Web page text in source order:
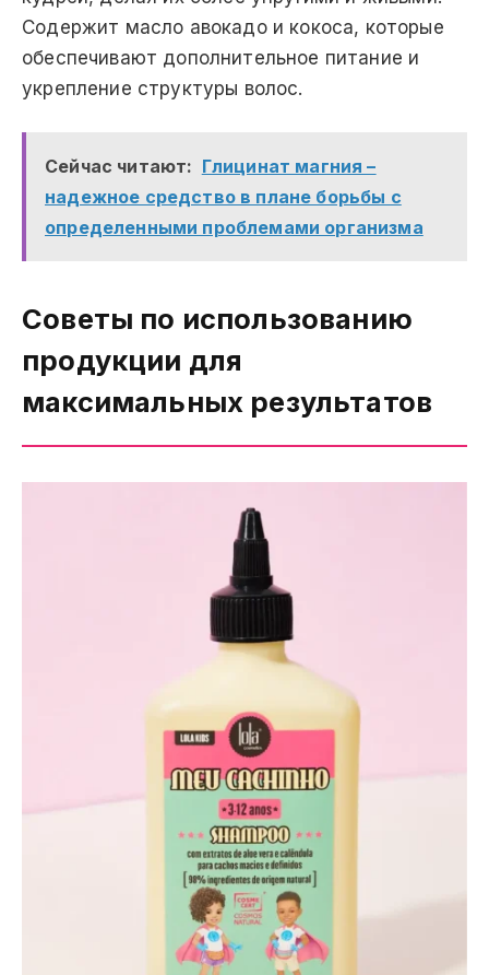
Содержит масло авокадо и кокоса, которые
обеспечивают дополнительное питание и
укрепление структуры волос.
Сейчас читают: Глицинат магния –
надежное средство в плане борьбы с
определенными проблемами организма
Советы по использованию
продукции для
максимальных результатов